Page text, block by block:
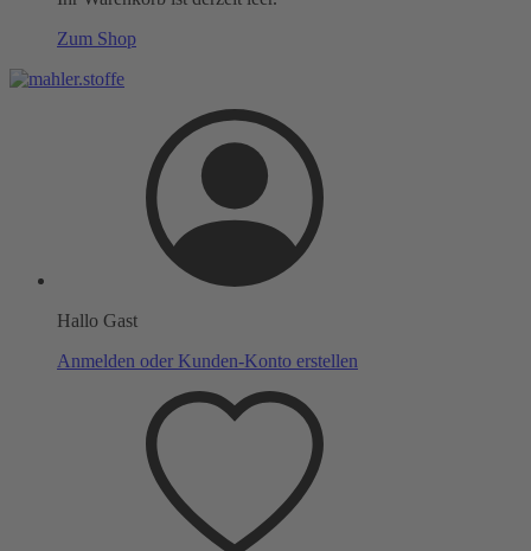
Zum Shop
Hallo Gast
Anmelden oder Kunden-Konto erstellen